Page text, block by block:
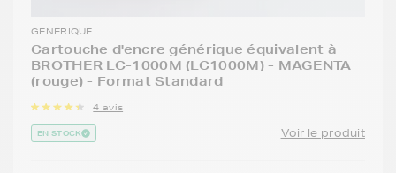
GENERIQUE
Cartouche d'encre générique équivalent à
BROTHER LC-1000M (LC1000M) - MAGENTA
(rouge) - Format Standard
4 avis
EN STOCK Voir le produit